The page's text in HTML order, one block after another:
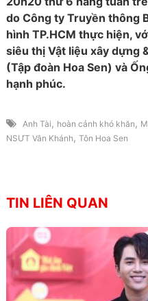
do Công ty Truyền thông
hình TP.HCM thực hiện,
siêu thị Vật liệu xây dựng
(Tập đoàn Hoa Sen) và
hạnh phúc.
Anh Tài , hoàn cảnh khó khăn ,
NSƯT Vân Khánh , Tôn Hoa Sen
TIN LIÊN QUAN